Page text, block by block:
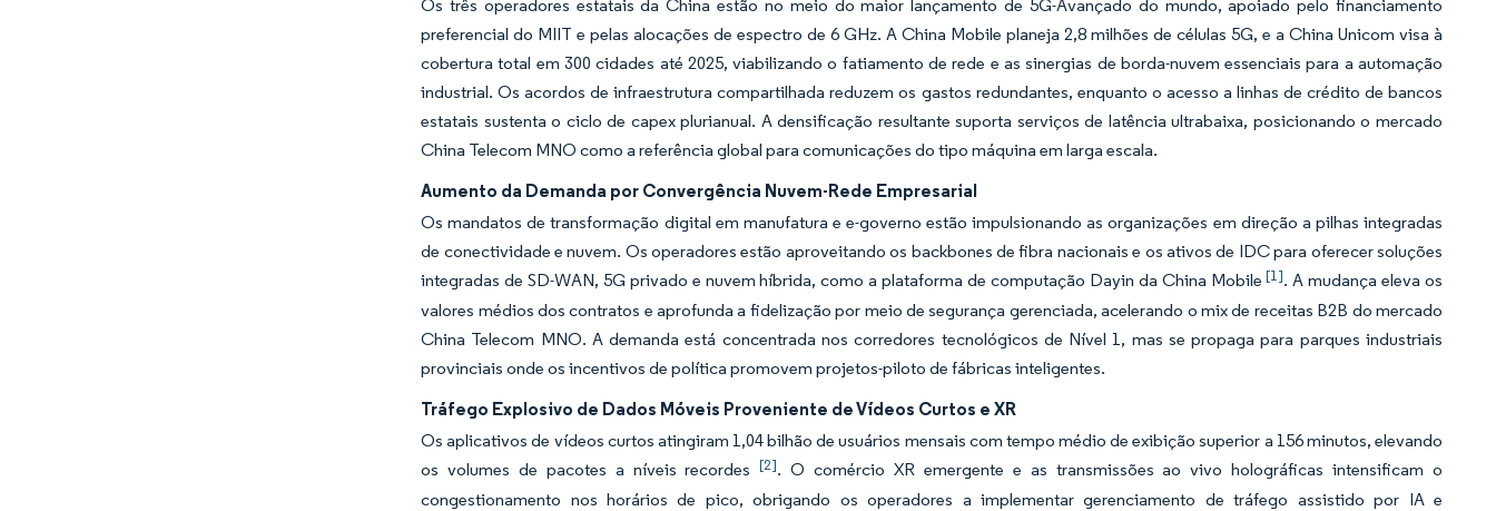
Os três operadores estatais da China estão no meio do maior lançamento de 5G-Avançado do mundo, apoiado pelo financiamento
preferencial do MIIT e pelas alocações de espectro de 6 GHz. A China Mobile planeja 2,8 milhões de células 5G, e a China Unicom visa à
cobertura total em 300 cidades até 2025, viabilizando o fatiamento de rede e as sinergias de borda-nuvem essenciais para a automação
industrial. Os acordos de infraestrutura compartilhada reduzem os gastos redundantes, enquanto o acesso a linhas de crédito de bancos
estatais sustenta o ciclo de capex plurianual. A densificação resultante suporta serviços de latência ultrabaixa, posicionando o mercado
China Telecom MNO como a referência global para comunicações do tipo máquina em larga escala.
Aumento da Demanda por Convergência Nuvem-Rede Empresarial
Os mandatos de transformação digital em manufatura e e-governo estão impulsionando as organizações em direção a pilhas integradas
de conectividade e nuvem. Os operadores estão aproveitando os backbones de fibra nacionais e os ativos de IDC para oferecer soluções
integradas de SD-WAN, 5G privado e nuvem híbrida, como a plataforma de computação Dayin da China Mobile[1]. A mudança eleva os
valores médios dos contratos e aprofunda a fidelização por meio de segurança gerenciada, acelerando o mix de receitas B2B do mercado
China Telecom MNO. A demanda está concentrada nos corredores tecnológicos de Nível 1, mas se propaga para parques industriais
provinciais onde os incentivos de política promovem projetos-piloto de fábricas inteligentes.
Tráfego Explosivo de Dados Móveis Proveniente de Vídeos Curtos e XR
Os aplicativos de vídeos curtos atingiram 1,04 bilhão de usuários mensais com tempo médio de exibição superior a 156 minutos, elevando
os volumes de pacotes a níveis recordes[2]. O comércio XR emergente e as transmissões ao vivo holográficas intensificam o
congestionamento nos horários de pico, obrigando os operadores a implementar gerenciamento de tráfego assistido por IA e